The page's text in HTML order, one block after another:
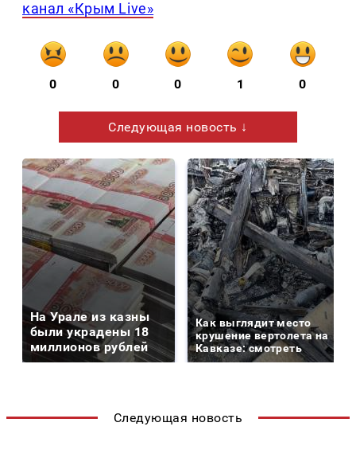
канал «Крым Live»
0 0 0 1 0
Следующая новость ↓
На Урале из казны
были украдены 18
миллионов рублей
Как выглядит место
крушение вертолета на
Кавказе: смотреть
Следующая новость